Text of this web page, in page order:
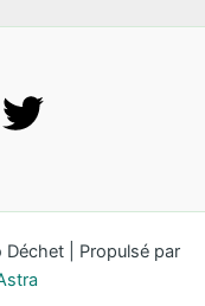
| Propulsé par